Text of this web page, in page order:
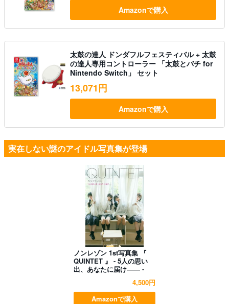
Amazonで購入
太鼓の達人 ドンダフルフェスティバル + 太鼓
の達人専用コントローラー 「太鼓とバチ for
Nintendo Switch」 セット
13,071円
Amazonで購入
実在しない謎のアイドル写真集が登場
ノンレゾン 1st写真集 『
QUINTET 』 - 5人の思い
出、あなたに届け―― -
4,500円
Amazonで購入